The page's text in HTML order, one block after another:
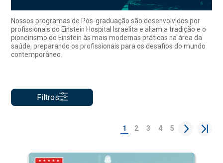
Nossos programas de Pós-graduação são desenvolvidos por
profissionais do Einstein Hospital Israelita e aliam a tradição e o
pioneirismo do Einstein às mais modernas práticas na área da
saúde, preparando os profissionais para os desafios do mundo
contemporâneo.
Filtros
1 2 3 4 5